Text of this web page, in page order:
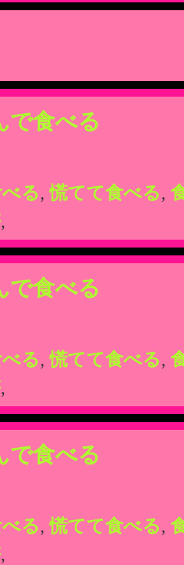
で食べる
る,慌てて食べる,
,
で食べる
る,慌てて食べる,
,
で食べる
る,慌てて食べる,
,